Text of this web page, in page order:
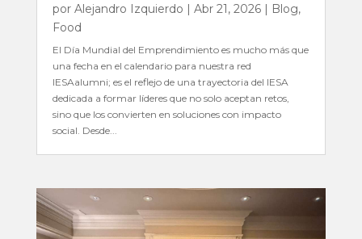
por Alejandro Izquierdo | Abr 21, 2026| Blog,
Food
El Día Mundial del Emprendimiento es mucho más que
una fecha en el calendario para nuestra red
IESAalumni; es el reflejo de una trayectoria del IESA
dedicada a formar líderes que no solo aceptan retos,
sino que los convierten en soluciones con impacto
social. Desde...